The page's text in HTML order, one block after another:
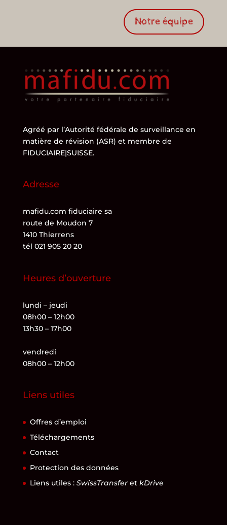
Notre équipe
Agréé par l’Autorité fédérale de surveillance en
matière de révision (ASR) et membre de
FIDUCIAIRE|SUISSE.
Adresse
mafidu.com fiduciaire sa
route de Moudon 7
1410 Thierrens
tél 021 905 20 20
Heures d’ouverture
lundi – jeudi
08h00 – 12h00
13h30 – 17h00
vendredi
08h00 – 12h00
Liens utiles
Offres d’emploi
Téléchargements
Contact
Protection des données
Liens utiles : SwissTransferet kDrive